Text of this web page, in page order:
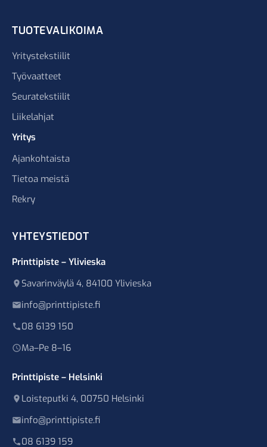
TUOTEVALIKOIMA
Yritystekstiilit
Työvaatteet
Seuratekstiilit
Liikelahjat
Yritys
Ajankohtaista
Tietoa meistä
Rekry
YHTEYSTIEDOT
Printtipiste – Ylivieska
Savarinväylä 4, 84100 Ylivieska
info@printtipiste.fi
08 6139 150
Ma–Pe 8–16
Printtipiste – Helsinki
Loisteputki 4, 00750 Helsinki
info@printtipiste.fi
08 6139 159